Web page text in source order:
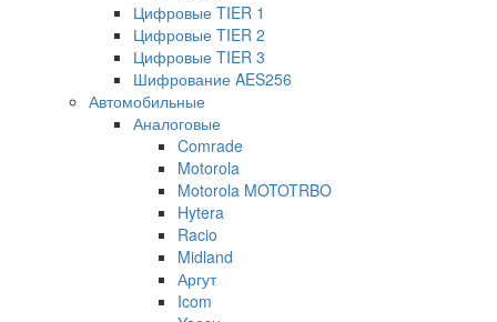
Цифровые TIER 1
Цифровые TIER 2
Цифровые TIER 3
Шифрование AES256
Автомобильные
Аналоговые
Comrade
Motorola
Motorola MOTOTRBO
Hytera
Racio
Midland
Аргут
Icom